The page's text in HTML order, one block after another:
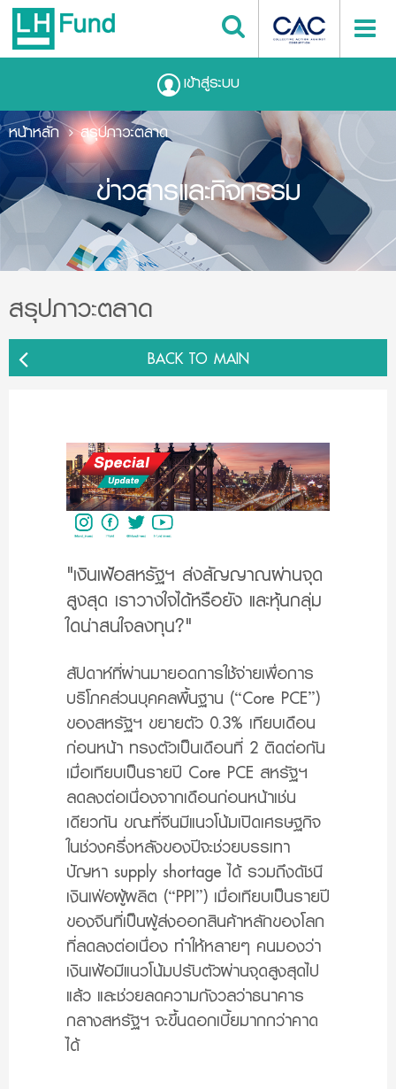
เข้าสู่ระบบ
ข่าวสารและกิจกรรม
หน้าหลัก สรุปภาวะตลาด
สรุปภาวะตลาด
BACK TO MAIN
"เงินเฟ้อสหรัฐฯ ส่งสัญญาณผ่านจุด
สูงสุด เราวางใจได้หรือยัง และหุ้นกลุ่ม
ใดน่าสนใจลงทุน?"
สัปดาห์ที่ผ่านมายอดการใช้จ่ายเพื่อการ
บริโภคส่วนบุคคลพื้นฐาน (“Core PCE”)
ของสหรัฐฯ ขยายตัว 0.3% เทียบเดือน
ก่อนหน้า ทรงตัวเป็นเดือนที่ 2 ติดต่อกัน
เมื่อเทียบเป็นรายปี Core PCE สหรัฐฯ
ลดลงต่อเนื่องจากเดือนก่อนหน้าเช่น
เดียวกัน ขณะที่จีนมีแนวโน้มเปิดเศรษฐกิจ
ในช่วงครึ่งหลังของปีจะช่วยบรรเทา
ปัญหา supply shortage ได้ รวมถึงดัชนี
เงินเฟ่อผู้ผลิต (“PPI”) เมื่อเทียบเป็นรายปี
ของจีนที่เป็นผู้ส่งออกสินค้าหลักของโลก
ที่ลดลงต่อเนื่อง ทำให้หลายๆ คนมองว่า
เงินเฟ้อมีแนวโน้มปรับตัวผ่านจุดสูงสุดไป
แล้ว และช่วยลดความกังวลว่าธนาคาร
กลางสหรัฐฯ จะขึ้นดอกเบี้ยมากกว่าคาด
ได้